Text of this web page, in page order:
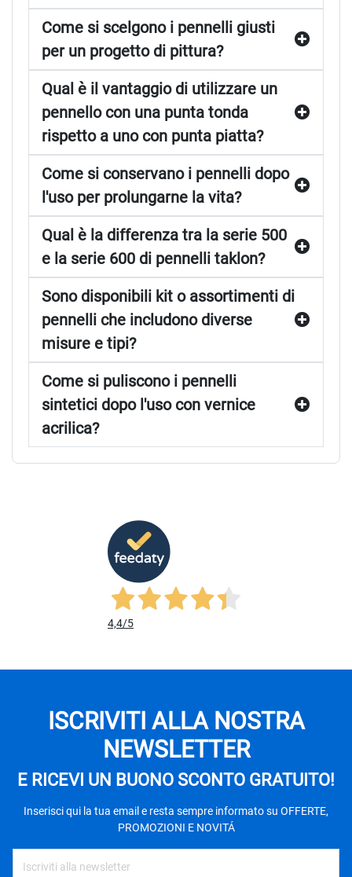
Come si scelgono i pennelli giusti
per un progetto di pittura?
Qual è il vantaggio di utilizzare un
pennello con una punta tonda
rispetto a uno con punta piatta?
Come si conservano i pennelli dopo
l'uso per prolungarne la vita?
Qual è la differenza tra la serie 500
e la serie 600 di pennelli taklon?
Sono disponibili kit o assortimenti di
pennelli che includono diverse
misure e tipi?
Come si puliscono i pennelli
sintetici dopo l'uso con vernice
acrilica?
4,4/5
ISCRIVITI ALLA NOSTRA
NEWSLETTER
E RICEVI UN BUONO SCONTO GRATUITO!
Inserisci qui la tua email e resta sempre informato su OFFERTE,
PROMOZIONI E NOVITÁ